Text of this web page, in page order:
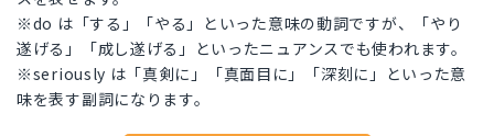
※do は「する」「やる」といった意味の動詞ですが、「やり
遂げる」「成し遂げる」といったニュアンスでも使われます。
※seriously は「真剣に」「真面目に」「深刻に」といった意
味を表す副詞になります。